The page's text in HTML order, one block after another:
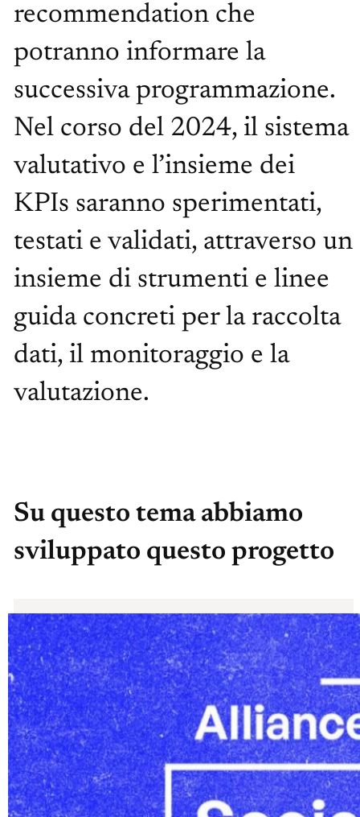
recommendation che
potranno informare la
successiva programmazione.
Nel corso del 2024, il sistema
valutativo e l’insieme dei
KPIs saranno sperimentati,
testati e validati, attraverso un
insieme di strumenti e linee
guida concreti per la raccolta
dati, il monitoraggio e la
valutazione.
Su questo tema abbiamo
sviluppato questo progetto